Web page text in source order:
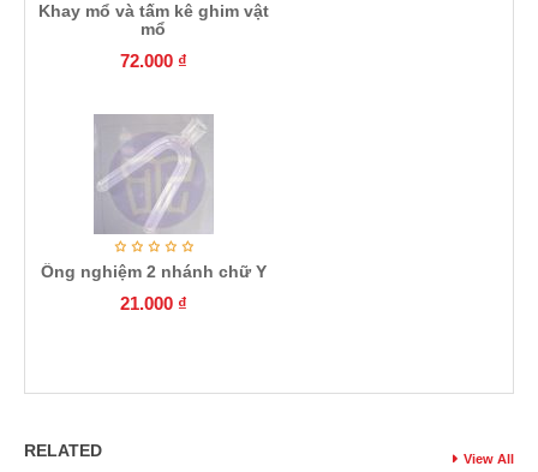
Khay mổ và tấm kê ghim vật
mổ
72.000 ₫
Ống nghiệm 2 nhánh chữ Y
21.000 ₫
RELATED View All